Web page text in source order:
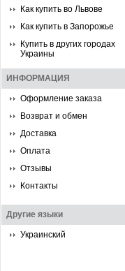
Как купить во Львове
Как купить в Запорожье
Купить в других городах
Украины
ИНФОРМАЦИЯ
Оформление заказа
Возврат и обмен
Доставка
Оплата
Отзывы
Контакты
Другие языки
Украинский